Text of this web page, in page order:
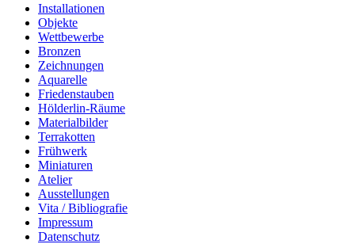
Installationen
Objekte
Wettbewerbe
Bronzen
Zeichnungen
Aquarelle
Friedenstauben
Hölderlin-Räume
Materialbilder
Terrakotten
Frühwerk
Miniaturen
Atelier
Ausstellungen
Vita / Bibliografie
Impressum
Datenschutz